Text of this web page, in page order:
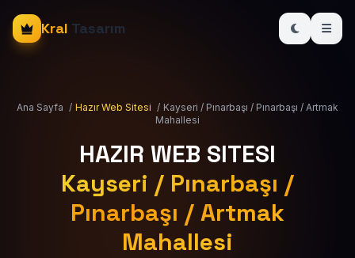
Kral Tasarım
Ana Sayfa / Hazır Web Sitesi / Kayseri / Pınarbaşı / Pınarbaşı / Artmak
Mahallesi
HAZIR WEB SITESI
Kayseri / Pınarbaşı /
Pınarbaşı / Artmak
Mahallesi